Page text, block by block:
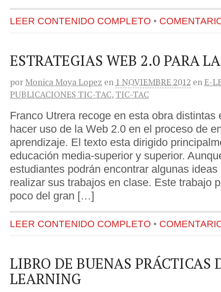
LEER CONTENIDO COMPLETO •
ESTRATEGIAS WEB 2.0 PARA
por Monica Moya Lopez en 1 NOVIEMBRE 2012 enE-
PUBLICACIONES TIC-TAC, TIC-TAC
Franco Utrera recoge en esta obra distintas
hacer uso de la Web 2.0 en el proceso de
aprendizaje. El texto esta dirigido
educación media-superior y superior.
estudiantes podrán encontrar algunas
realizar sus trabajos en clase. Este trabajo
poco del gran […]
LEER CONTENIDO COMPLETO •
LIBRO DE BUENAS PRÁCTICAS
LEARNING